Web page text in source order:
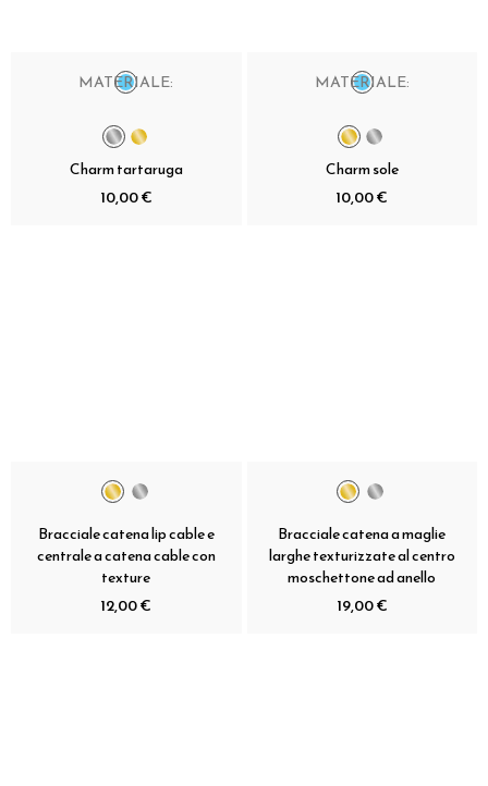
MATERIALE:
Charm tartaruga
10,00 €
MATERIALE:
Charm sole
10,00 €
Bracciale catena lip cable e
centrale a catena cable con
texture
12,00 €
Bracciale catena a maglie
larghe texturizzate al centro
moschettone ad anello
19,00 €